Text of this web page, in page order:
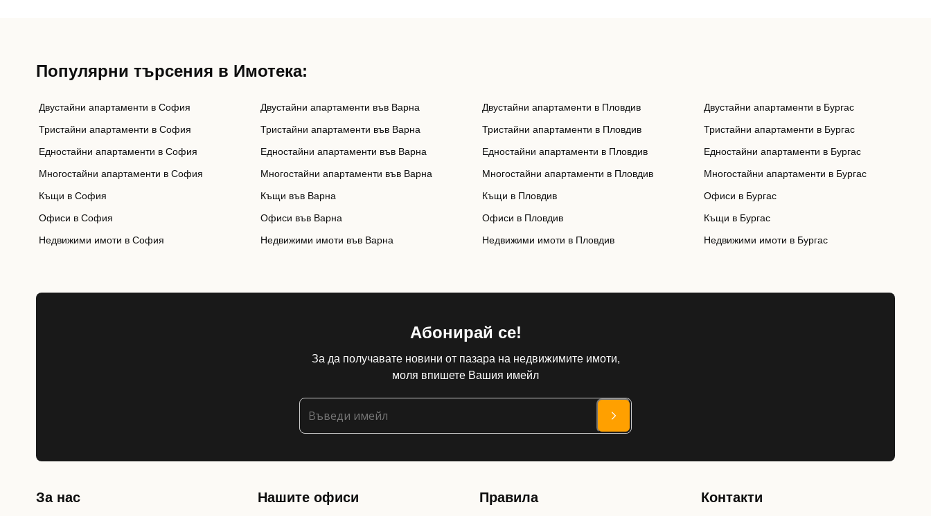
Популярни търсения в Имотека:
Двустайни апартаменти в София
Тристайни апартаменти в София
Едностайни апартаменти в София
Многостайни апартаменти в София
Къщи в София
Офиси в София
Недвижими имоти в София
Двустайни апартаменти във Варна
Тристайни апартаменти във Варна
Едностайни апартаменти във Варна
Многостайни апартаменти във Варна
Къщи във Варна
Офиси във Варна
Недвижими имоти във Варна
Двустайни апартаменти в Пловдив
Тристайни апартаменти в Пловдив
Едностайни апартаменти в Пловдив
Многостайни апартаменти в Пловдив
Къщи в Пловдив
Офиси в Пловдив
Недвижими имоти в Пловдив
Двустайни апартаменти в Бургас
Тристайни апартаменти в Бургас
Едностайни апартаменти в Бургас
Многостайни апартаменти в Бургас
Офиси в Бургас
Къщи в Бургас
Недвижими имоти в Бургас
Абонирай се!
За да получавате новини от пазара на недвижимите имоти,
моля впишете Вашия имейл
За нас Нашите офиси Правила Контакти